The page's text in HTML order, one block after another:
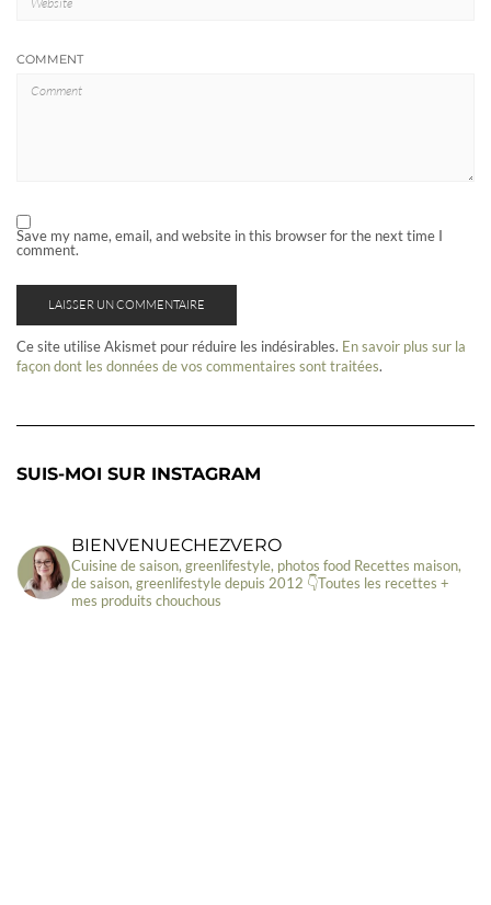
COMMENT
Save my name, email, and website in this browser for the next time I
comment.
Ce site utilise Akismet pour réduire les indésirables. En savoir plus sur la
façon dont les données de vos commentaires sont traitées.
SUIS-MOI SUR INSTAGRAM
BIENVENUECHEZVERO
Cuisine de saison, greenlifestyle, photos food Recettes maison,
de saison, greenlifestyle depuis 2012 👇Toutes les recettes +
mes produits chouchous